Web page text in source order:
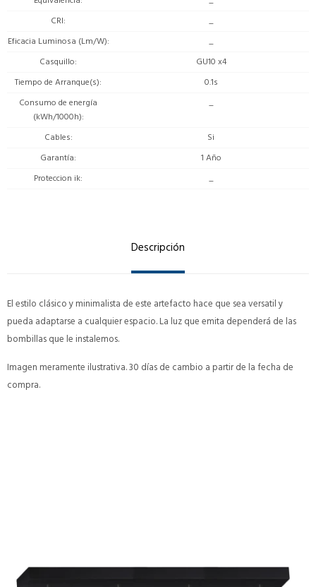
CRI
_
Eficacia Luminosa (Lm/W)
_
Casquillo
GU10 x4
Tiempo de Arranque(s)
0.1s
Consumo de energía
(kWh/1000h)
_
Cables
Si
Garantía
1 Año
Proteccion ik
_
Descripción
El estilo clásico y minimalista de este artefacto hace que sea versatil y
pueda adaptarse a cualquier espacio. La luz que emita dependerá de las
bombillas que le instalemos.
Imagen meramente ilustrativa. 30 días de cambio a partir de la fecha de
compra.